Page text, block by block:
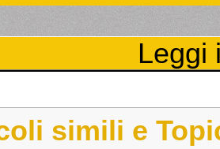
Leggi
simili e